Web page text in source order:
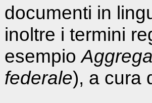
documenti in
inoltre i termini
esempio
federale), a cura